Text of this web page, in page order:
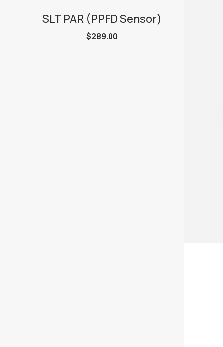
SLT PAR (PPFD Sensor)
$289.00